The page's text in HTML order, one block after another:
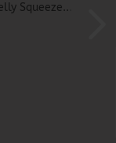
Squeeze...